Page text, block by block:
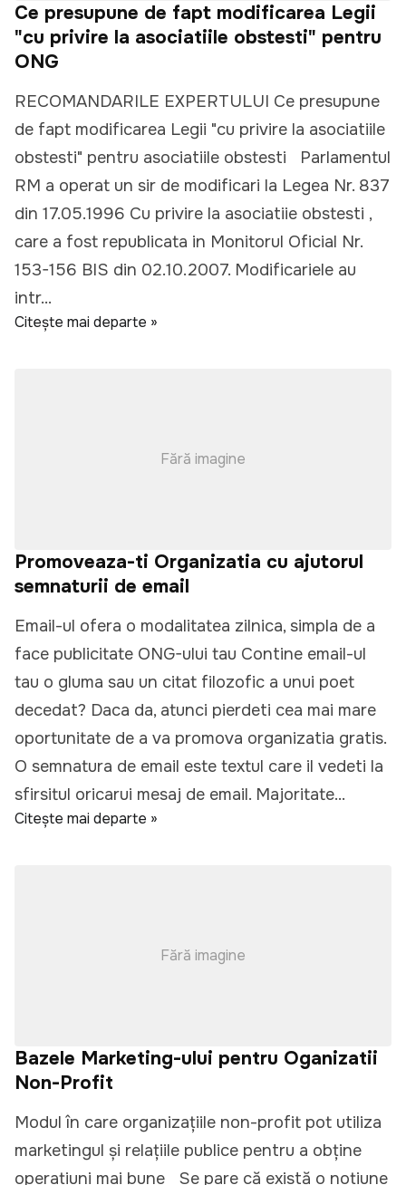
Ce presupune de fapt modificarea Legii
"cu privire la asociatiile obstesti" pentru
ONG
RECOMANDARILE EXPERTULUI Ce presupune
de fapt modificarea Legii "cu privire la asociatiile
obstesti" pentru asociatiile obstesti Parlamentul
RM a operat un sir de modificari la Legea Nr. 837
din 17.05.1996 Cu privire la asociatiie obstesti ,
care a fost republicata in Monitorul Oficial Nr.
153-156 BIS din 02.10.2007. Modificariele au
intr...
Citește mai departe »
Fără imagine
Promoveaza-ti Organizatia cu ajutorul
semnaturii de email
Email-ul ofera o modalitatea zilnica, simpla de a
face publicitate ONG-ului tau Contine email-ul
tau o gluma sau un citat filozofic a unui poet
decedat? Daca da, atunci pierdeti cea mai mare
oportunitate de a va promova organizatia gratis.
O semnatura de email este textul care il vedeti la
sfirsitul oricarui mesaj de email. Majoritate...
Citește mai departe »
Fără imagine
Bazele Marketing-ului pentru Oganizatii
Non-Profit
Modul în care organizațiile non-profit pot utiliza
marketingul și relațiile publice pentru a obține
operațiuni mai bune Se pare că există o noțiune